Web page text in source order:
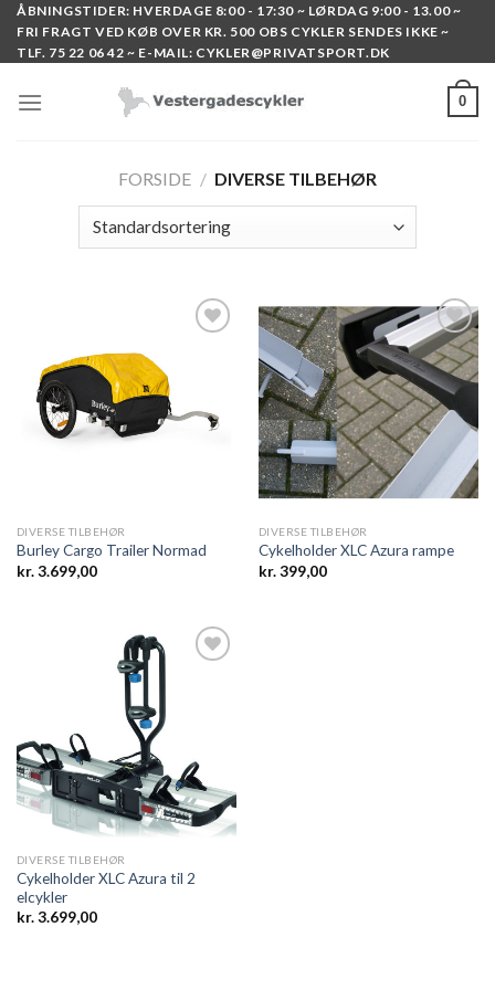
Skip
content
ÅBNINGSTIDER: HVERDAGE 8:00 - 17:30 ~ LØRDAG 9:00 - 13.00 ~
FRI FRAGT VED KØB OVER KR. 500 OBS CYKLER SENDES IKKE ~
TLF. 75 22 06 42 ~ E-MAIL: CYKLER@PRIVATSPORT.DK
0
FORSIDE / DIVERSE TILBEHØR
DIVERSE TILBEHØR
Burley Cargo Trailer Normad
kr.3.699,00
Add to
wishlist
DIVERSE TILBEHØR
Cykelholder XLC Azura rampe
kr.399,00
DIVERSE TILBEHØR
Cykelholder XLC Azura til 2
elcykler
kr.3.699,00